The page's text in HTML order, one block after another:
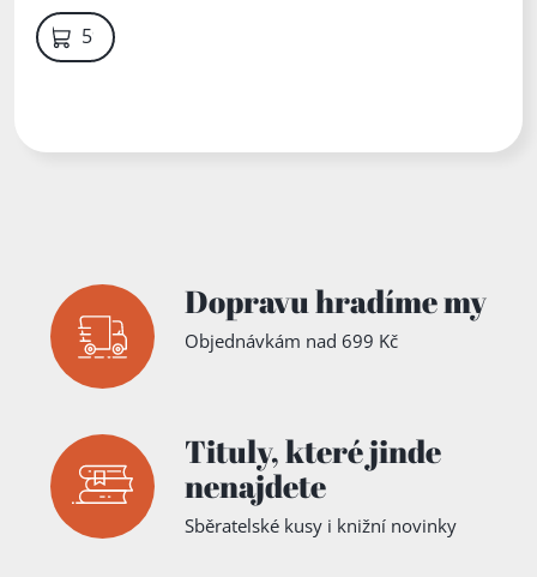
zvlněný,
neautorská
dedikace,
59 Kč
Dopravu hradíme my
Objednávkám nad 699 Kč
Tituly,které jinde
nenajdete
Sběratelské kusy i knižní novinky